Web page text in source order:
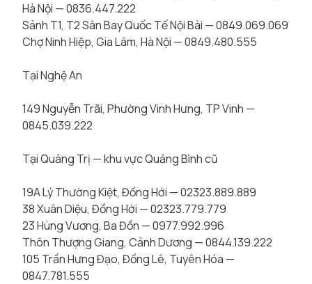
Hà Nội — 0836.447.222
Sảnh T1, T2 Sân Bay Quốc Tế Nội Bài — 0849.069.069
Chợ Ninh Hiệp, Gia Lâm, Hà Nội — 0849.480.555
Tại Nghệ An
149 Nguyễn Trãi, Phường Vinh Hưng, TP Vinh —
0845.039.222
Tại Quảng Trị — khu vực Quảng Bình cũ
19A Lý Thường Kiệt, Đồng Hới — 02323.889.889
38 Xuân Diệu, Đồng Hới — 02323.779.779
23 Hùng Vương, Ba Đồn — 0977.992.996
Thôn Thượng Giang, Cảnh Dương — 0844.139.222
105 Trần Hưng Đạo, Đồng Lê, Tuyên Hóa —
0847.781.555